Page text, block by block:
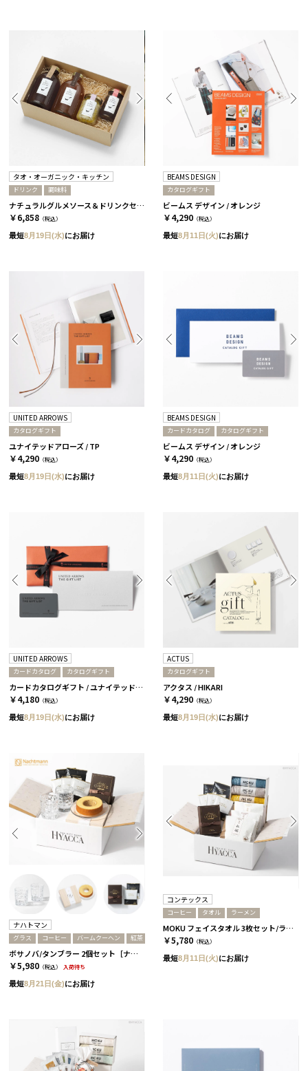
タオ・オーガニック・キッチン
ドリンク 調味料
ナチュラルグルメソース＆ドリンクセット［タオ・オーガニック・キッチン］
￥6,858 （税込）
最短8月19日(水)にお届け
BEAMS DESIGN
カタログギフト
ビームス デザイン / オレンジ
￥4,290 （税込）
最短8月11日(火)にお届け
UNITED ARROWS
カタログギフト
ユナイテッドアローズ / TP
￥4,290 （税込）
最短8月19日(水)にお届け
BEAMS DESIGN
カードカタログ カタログギフト
ビームス デザイン / オレンジ
￥4,290 （税込）
最短8月11日(火)にお届け
UNITED ARROWS
カードカタログ カタログギフト
カードカタログギフト / ユナイテッドアローズ ザ ギフト リスト / TP-CARD
￥4,180 （税込）
最短8月19日(水)にお届け
ACTUS
カタログギフト
アクタス / HIKARI
￥4,290 （税込）
最短8月19日(水)にお届け
ナハトマン
グラス コーヒー バームクーヘン 紅茶
ボサノバ/タンブラー 2個セット［ナハトマン］+バームクーヘン+コーヒーor紅茶 コーヒー
￥5,980 （税込） 入荷待ち
最短8月21日(金)にお届け
コンテックス
コーヒー タオル ラーメン
MOKU フェイスタオル 3枚セット/ライト［コンテックス］+ラーメン+コーヒー
￥5,780 （税込）
最短8月11日(火)にお届け